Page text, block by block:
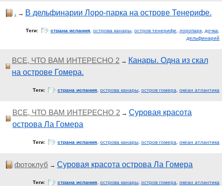
. → В дельфинарии Лоро-парка на острове Тенерифе.
Теги: страна испания острова канары остров тенерифе лоропарк дочка
дельфинарий
ВСЕ, ЧТО ВАМ ИНТЕРЕСНО 2 → Канары. Одна из скал
на острове Гомера.
Теги: страна испания острова канары остров гомера океан атлантика
ВСЕ, ЧТО ВАМ ИНТЕРЕСНО 2 → Суровая красота
острова Ла Гомера
Теги: страна испания острова канары остров гомера океан атлантика
фотоклуб → Суровая красота острова Ла Гомера
Теги: страна испания острова канары остров гомера океан атлантика